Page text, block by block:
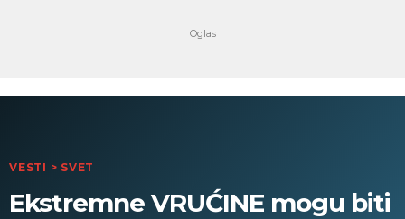
VESTI > SVET
Ekstremne VRUĆINE mogu biti